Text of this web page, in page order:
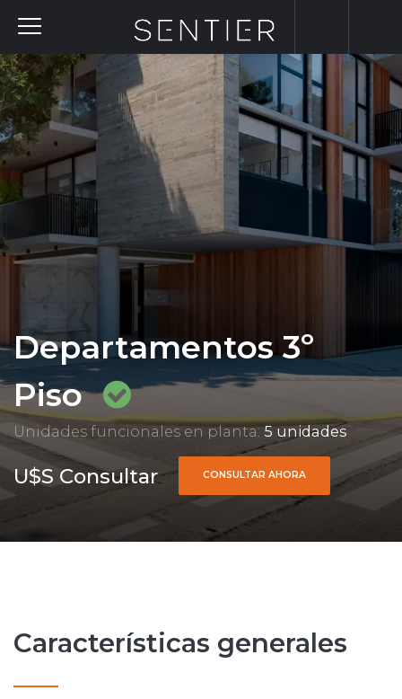
Departamentos 3º
Piso
Unidades funcionales en planta: 5 unidades
U$S Consultar CONSULTAR AHORA
Características generales